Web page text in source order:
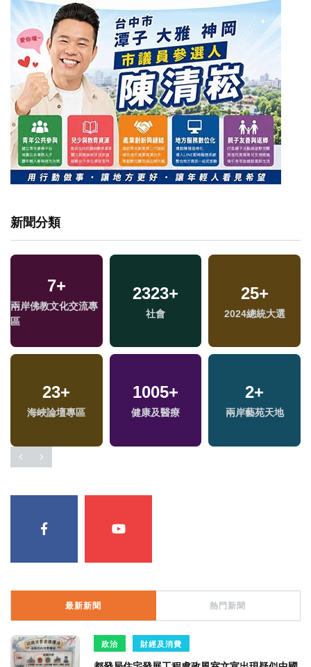
新聞分類
7+
兩岸佛教文化交流專
區
2323+
社會
25+
2024總統大選
23+
海峽論壇專區
1005+
健康及醫療
2+
兩岸藝苑天地
最新新聞 熱門新聞
政治 財經及消費